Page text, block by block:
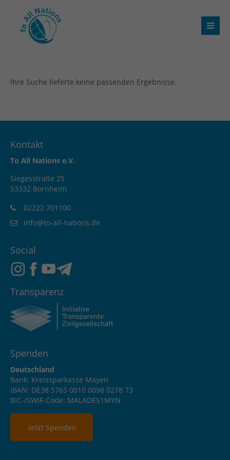
Ihre Suche lieferte keine passenden Ergebnisse.
Kontakt
To All Nations e.V.
Siegesstraße 25
53332 Bornheim
02222 701100
info@to-all-nations.de
Social
Transparenz
Spenden
Deutschland
Bank: Kreissparkasse Mayen
IBAN: DE38 5765 0010 0098 0278 73
BIC-/SWIF-Code: MALADE51MYN
Jetzt Spenden